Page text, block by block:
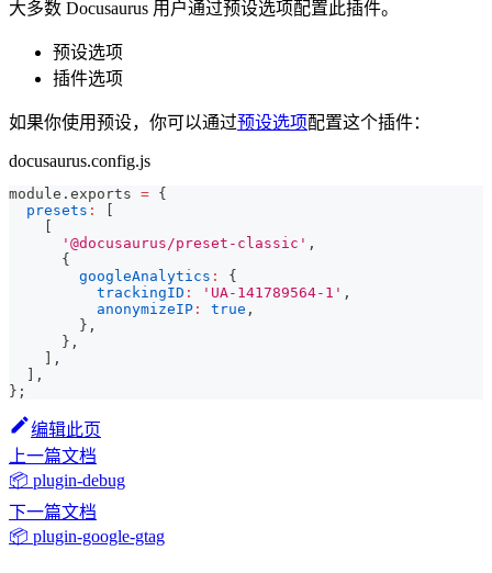
大多数 Docusaurus 用户通过预设选项配置此插件。
预设选项
插件选项
如果你使用预设，你可以通过预设选项配置这个插件：
docusaurus.config.js
module . exports = {
presets :
'@docusaurus/preset-classic' ,
{
googleAnalytics :
{
trackingID : 'UA-141789564-1' ,
anonymizeIP : true ,
} ,
} ,
,
,
} ;
编辑此页
上一篇文档
📦 plugin-debug
下一篇文档
📦 plugin-google-gtag